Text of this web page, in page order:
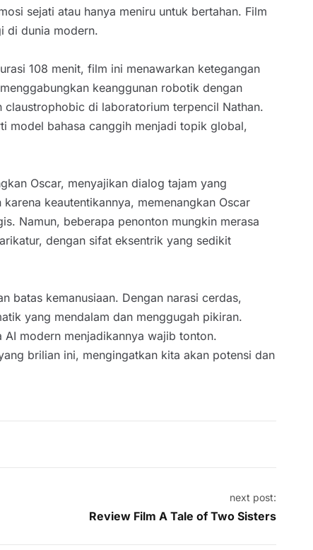
sejati atau hanya meniru untuk bertahan. Film
di dunia modern.
108 menit, film ini menawarkan ketegangan
keanggunan robotik dengan
di laboratorium terpencil Nathan.
model bahasa canggih menjadi topik global,
Oscar, menyajikan dialog tajam yang
keautentikannya, memenangkan Oscar
Namun, beberapa penonton mungkin merasa
dengan sifat eksentrik yang sedikit
batas kemanusiaan. Dengan narasi cerdas,
yang mendalam dan menggugah pikiran.
modern menjadikannya wajib tonton.
brilian ini, mengingatkan kita akan potensi dan
next post:
Review Film A Tale of Two Sisters